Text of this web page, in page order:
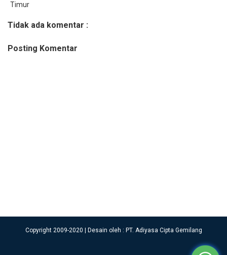
Timur
Tidak ada komentar :
Posting Komentar
Copyright 2009-2020 | Desain oleh : PT. Adiyasa Cipta Gemilang